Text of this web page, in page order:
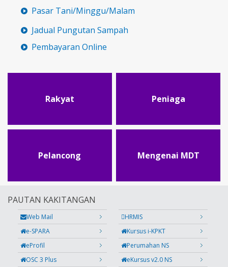
Pasar Tani/Minggu/Malam
Jadual Pungutan Sampah
Pembayaran Online
Rakyat Peniaga
Pelancong Mengenai MDT
PAUTAN KAKITANGAN
Web Mail
HRMIS
e-SPARA
Kursus i-KPKT
eProfil
Perumahan NS
OSC 3 Plus
eKursus v2.0 NS